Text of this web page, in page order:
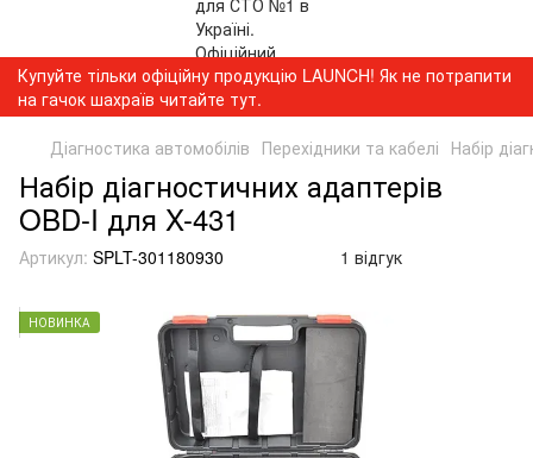
Купуйте тільки офіційну продукцію LAUNCH! Як не потрапити
на гачок шахраїв читайте тут.
Діагностика автомобілів Перехідники та кабелі Набір
Набір діагностичних адаптерів
OBD-I для X-431
Артикул: SPLT-301180930 1 відгук
НОВИНКА